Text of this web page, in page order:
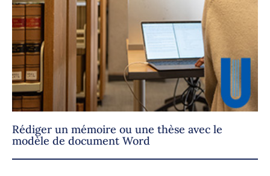
Rédiger un mémoire ou une thèse avec le
modèle de document Word